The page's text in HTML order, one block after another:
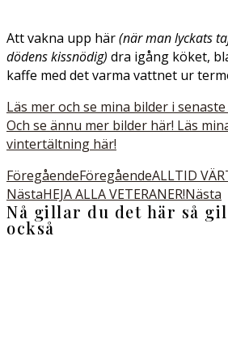
Att vakna upp här(när man lyckats
dödens kissnödig) dra igång köket,
kaffe med det varma vattnet ur
Läs mer och se mina bilder i
Och se ännu mer bilder här! Läs
vintertältning här!
FöregåendeFöregåendeALLTID
NästaHEJA ALLA VETERANER!Nästa
Nå gillar du det här så
också